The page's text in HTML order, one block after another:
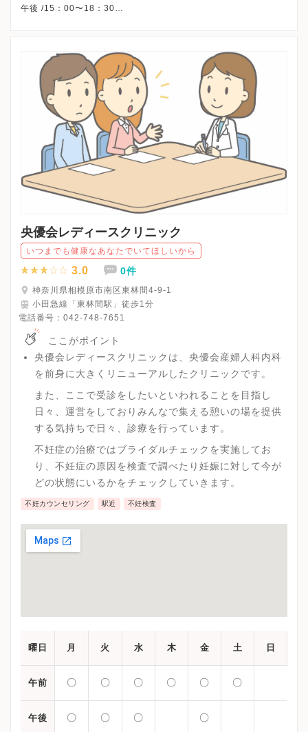
午後 /15：00〜18：30
央優会レディースクリニック
いつまでも健康なあなたでいてほしいから
3.0 0件
神奈川県相模原市南区東林間4-9-1
小田急線「東林間駅」徒歩1分
電話番号： 042-748-7651
ここがポイント
央優会レディースクリニックは、央優会産婦人科内科
を前身に大きくリニューアルしたクリニックです。
また、ここで受診をしたいといわれることを目指し
日々、運営をしておりみんなで集える憩いの場を提供
する気持ちで日々、診療を行っています。
不妊症の治療ではブライダルチェックを実施してお
り、不妊症の原因を検査で調べたり妊娠に対して今が
どの状態にいるかをチェックしていきます。
不妊カウンセリング 駅近 不妊検査
曜日 月 火 水 木 金 土 日
午前 〇 〇 〇 〇 〇 〇
午後 〇 〇 〇 〇